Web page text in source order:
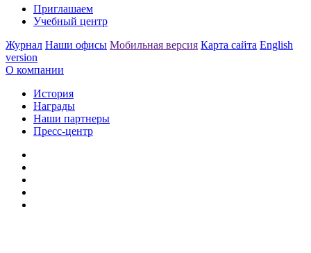
Приглашаем
Учебный центр
Журнал Наши офисы Мобильная версия Карта сайта English
version
О компании
История
Награды
Наши партнеры
Пресс-центр